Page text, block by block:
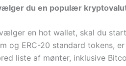
du en populær
en hot wallet, skal du
og ERC-20 standard tokens,
liste af mønter, inklusive